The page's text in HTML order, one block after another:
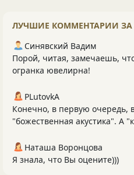
ЛУЧШИЕ КОММЕНТАРИИ ЗА
Синявский Вадим
Порой, читая, замечаешь,
огранка ювелирна!
PLutоvkА
Конечно, в первую очередь,
"божественная акустика". А
Наташа Воронцова
Я знала, что Вы оцените)))